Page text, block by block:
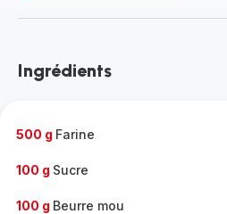
-
gamme
Ingrédients
500 g Farine
100 g Sucre
100 g Beurre mou